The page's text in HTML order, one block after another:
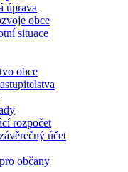
úprava
obce
situace
obce
rozpočet
účet
občany